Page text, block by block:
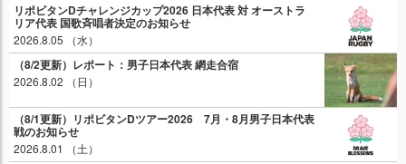
リポビタンDチャレンジカップ2026 日本代表 対 オーストラ
リア代表 国歌斉唱者決定のお知らせ
2026.8.05 （水）
（8/2更新）レポート：男子日本代表 網走合宿
2026.8.02 （日）
（8/1更新）リポビタンDツアー2026 7月・8月男子日本代表
戦のお知らせ
2026.8.01 （土）